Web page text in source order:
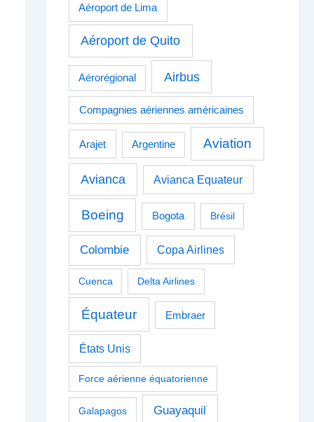
Aéroport de Lima
Aéroport de Quito
Aérorégional Airbus
Compagnies aériennes américaines
Arajet Argentine Aviation
Avianca Avianca Equateur
Boeing Bogota Brésil
Colombie Copa Airlines
Cuenca Delta Airlines
Équateur Embraer
États Unis
Force aérienne équatorienne
Galapagos Guayaquil